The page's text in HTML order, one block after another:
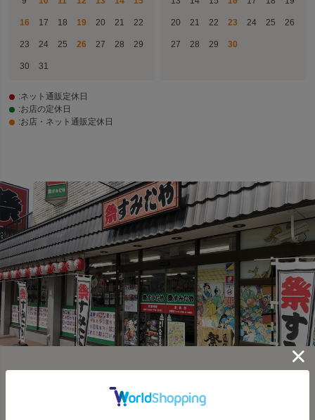
16 17 18 19 20 21 22
23 24 25 26 27 28 29
30 31
20 21 22 23 24 25 26
27 28 29 30
:ネット通販定休日
:お店の定休日
:お店・ネット通販定休日
SHOP